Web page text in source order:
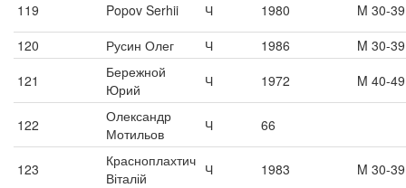
119 Popov Serhii Ч 1980
M 30-39
120
Русин Олег Ч 1986
M 30-39
121
Бережной
Юрий
Ч 1972 M 40-49
122
Олександр
Мотильов
Ч 66
123
Красноплахтич
Віталій
Ч 1983 M 30-39